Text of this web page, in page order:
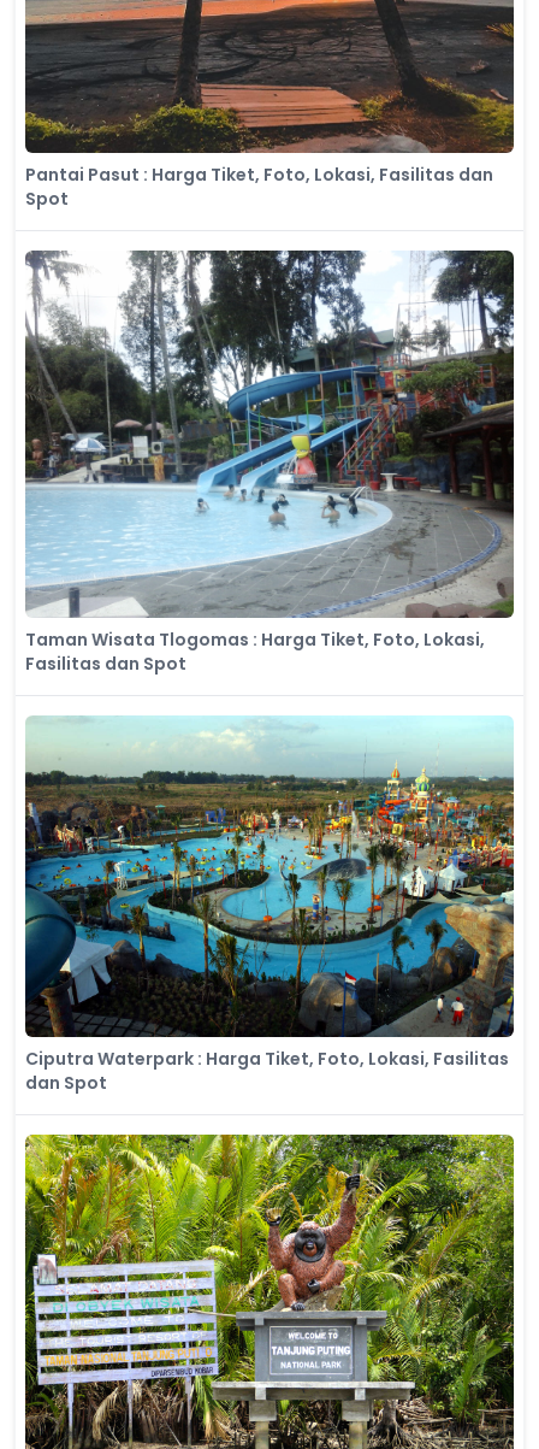
Pantai Pasut : Harga Tiket, Foto, Lokasi, Fasilitas dan
Spot
Taman Wisata Tlogomas : Harga Tiket, Foto, Lokasi,
Fasilitas dan Spot
Ciputra Waterpark : Harga Tiket, Foto, Lokasi, Fasilitas
dan Spot